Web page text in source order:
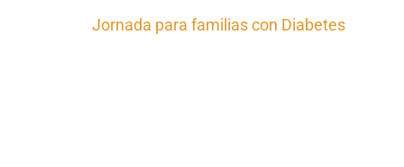
Navegación
Jornada para familias con Diabetes